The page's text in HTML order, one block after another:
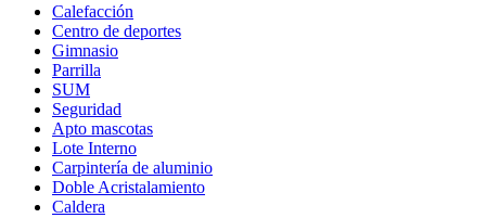
Calefacción
Centro de deportes
Gimnasio
Parrilla
SUM
Seguridad
Apto mascotas
Lote Interno
Carpintería de aluminio
Doble Acristalamiento
Caldera